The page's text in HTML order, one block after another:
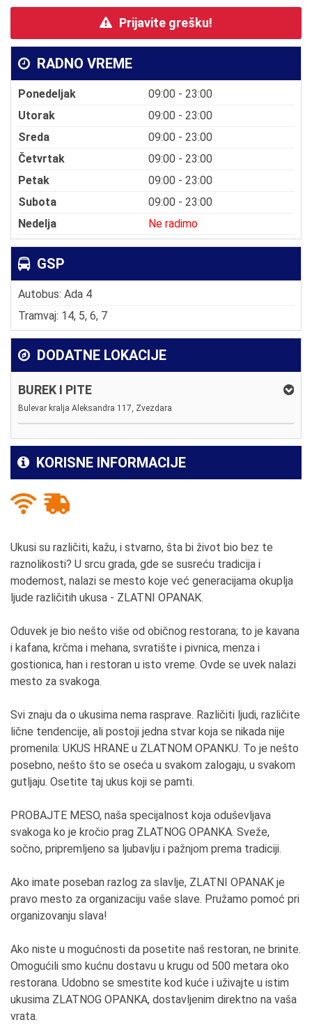
Prijavite grešku!
RADNO VREME
Ponedeljak
09:00 - 23:00
Utorak
09:00 - 23:00
Sreda
09:00 - 23:00
Četvrtak
09:00 - 23:00
Petak
09:00 - 23:00
Subota
09:00 - 23:00
Nedelja
Ne radimo
GSP
Autobus: Ada 4
Tramvaj: 14, 5, 6, 7
DODATNE LOKACIJE
BUREK I PITE
Bulevar kralja Aleksandra 117, Zvezdara
KORISNE INFORMACIJE
Ukusi su različiti, kažu, i stvarno, šta bi život bio bez te
raznolikosti? U srcu grada, gde se susreću tradicija i
modernost, nalazi se mesto koje već generacijama okuplja
ljude različitih ukusa - ZLATNI OPANAK.
Oduvek je bio nešto više od običnog restorana; to je kavana
i kafana, krčma i mehana, svratište i pivnica, menza i
gostionica, han i restoran u isto vreme. Ovde se uvek nalazi
mesto za svakoga.
Svi znaju da o ukusima nema rasprave. Različiti ljudi, različite
lične tendencije, ali postoji jedna stvar koja se nikada nije
promenila: UKUS HRANE u ZLATNOM OPANKU. To je nešto
posebno, nešto što se oseća u svakom zalogaju, u svakom
gutljaju. Osetite taj ukus koji se pamti.
PROBAJTE MESO, naša specijalnost koja oduševljava
svakoga ko je kročio prag ZLATNOG OPANKA. Sveže,
sočno, pripremljeno sa ljubavlju i pažnjom prema tradiciji.
Ako imate poseban razlog za slavlje, ZLATNI OPANAK je
pravo mesto za organizaciju vaše slave. Pružamo pomoć pri
organizovanju slava!
Ako niste u mogućnosti da posetite naš restoran, ne brinite.
Omogućili smo kućnu dostavu u krugu od 500 metara oko
restorana. Udobno se smestite kod kuće i uživajte u istim
ukusima ZLATNOG OPANKA, dostavljenim direktno na vaša
vrata.